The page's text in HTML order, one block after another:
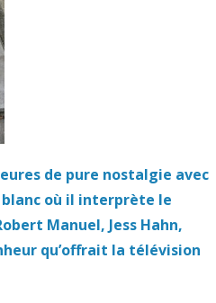
de pure nostalgie avec
où il interprète le
Manuel, Jess Hahn,
qu’offrait la télévision